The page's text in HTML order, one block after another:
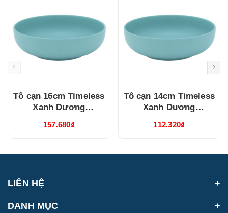
Tô cạn 16cm Timeless
Xanh Dương
157.680₫
Tô cạn 14cm Timeless
Xanh Dương
112.320₫
LIÊN HỆ
DANH MỤC